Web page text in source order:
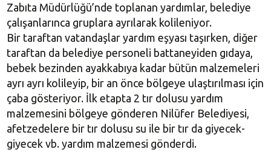
Zabıta Müdürlüğü’nde toplanan yardımlar, belediye
çalışanlarınca gruplara ayrılarak kolileniyor.
Bir taraftan vatandaşlar yardım eşyası taşırken, diğer
taraftan da belediye personeli battaneyiden gıdaya,
bebek bezinden ayakkabıya kadar bütün malzemeleri
ayrı ayrı kolileyip, bir an önce bölgeye ulaştırılması için
çaba gösteriyor. İlk etapta 2 tır dolusu yardım
malzemesini bölgeye gönderen Nilüfer Belediyesi,
afetzedelere bir tır dolusu su ile bir tır da giyecek-
giyecek vb. yardım malzemesi gönderdi.